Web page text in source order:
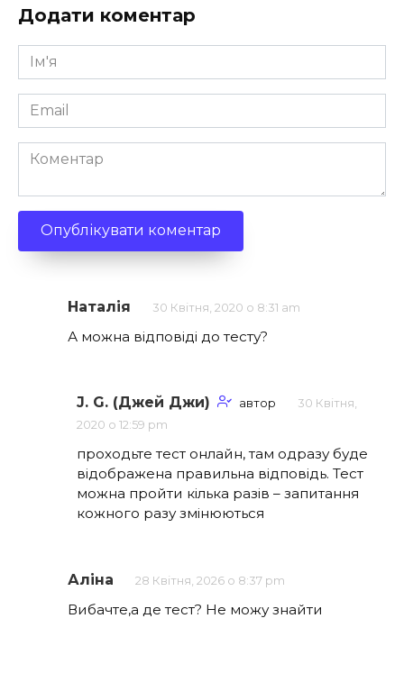
Додати коментар
Ім'я
*
Email
*
Коментар
Наталія 30 Квітня, 2020 о 8:31 am
А можна відповіді до тесту?
J. G. (Джей Джи) автор
30 Квітня,
2020 о 12:59 pm
проходьте тест онлайн, там одразу буде
відображена правильна відповідь. Тест
можна пройти кілька разів – запитання
кожного разу змінюються
Аліна 28 Квітня, 2026 о 8:37 pm
Вибачте,а де тест? Не можу знайти